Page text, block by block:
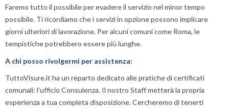
Faremo tutto il possibile per evadere il servizio nel minor tempo
possibile. Ti ricordiamo che i servizi in opzione possono implicare
giorni ulteriori di lavorazione. Per alcuni comuni come Roma, le
tempistiche potrebbero essere più lunghe.
A chi posso rivolgermi per assistenza:
TuttoVisure.it ha un reparto dedicato alle pratiche di certificati
comunali: l’ufficio Consulenza. Il nostro Staff metterà la propria
esperienza a tua completa disposizione. Cercheremo di tenerti